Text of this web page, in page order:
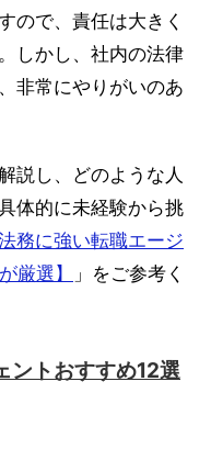
ので、責任は大きく
しかし、社内の法律
非常にやりがいのあ
説し、どのような人
体的に未経験から挑
務に強い転職エージ
厳選】
」をご参考く
ントおすすめ12選